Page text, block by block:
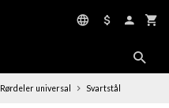
Rørdeler universal Svartstål